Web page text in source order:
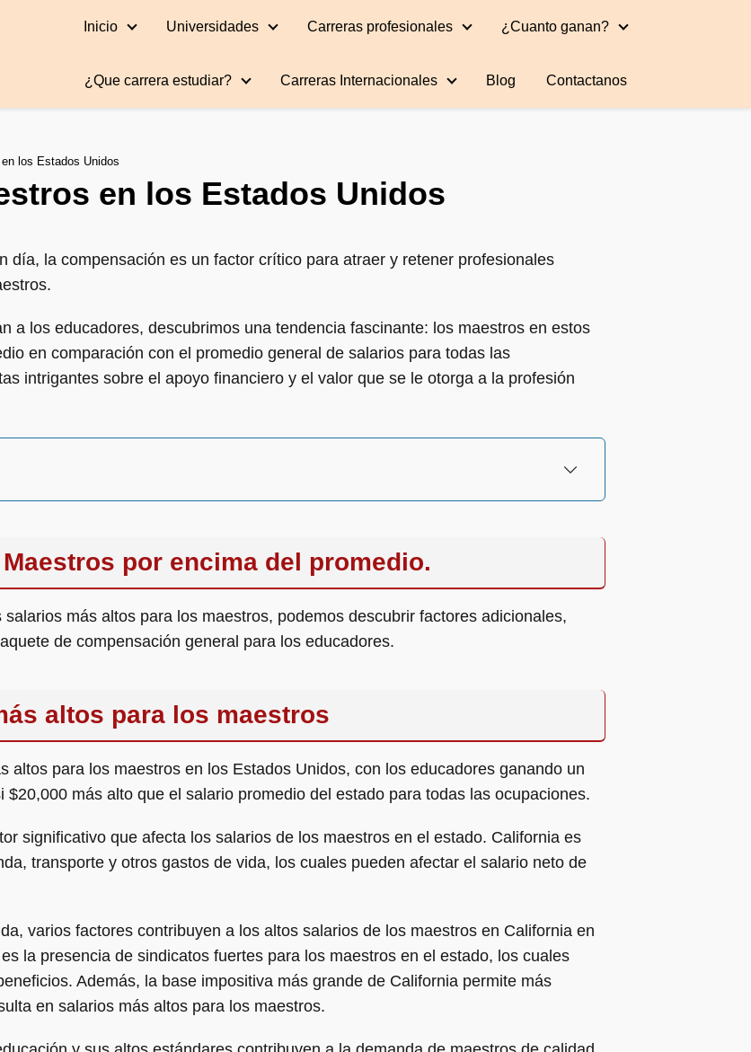
Inicio Universidades Carreras profesionales ¿Cuanto ganan?
¿Que carrera estudiar? Carreras Internacionales Blog Contactanos
los Estados Unidos
en los Estados Unidos
día, la compensación es un factor crítico para atraer y retener profesionales
a los educadores, descubrimos una tendencia fascinante: los maestros en estos
en comparación con el promedio general de salarios para todas las
intrigantes sobre el apoyo financiero y el valor que se le otorga a la profesión
por encima del promedio.
más altos para los maestros, podemos descubrir factores adicionales,
de compensación general para los educadores.
altos para los maestros
altos para los maestros en los Estados Unidos, con los educadores ganando un
más alto que el salario promedio del estado para todas las ocupaciones.
significativo que afecta los salarios de los maestros en el estado. California es
transporte y otros gastos de vida, los cuales pueden afectar el salario neto de
varios factores contribuyen a los altos salarios de los maestros en California en
la presencia de sindicatos fuertes para los maestros en el estado, los cuales
Además, la base impositiva más grande de California permite más
en salarios más altos para los maestros.